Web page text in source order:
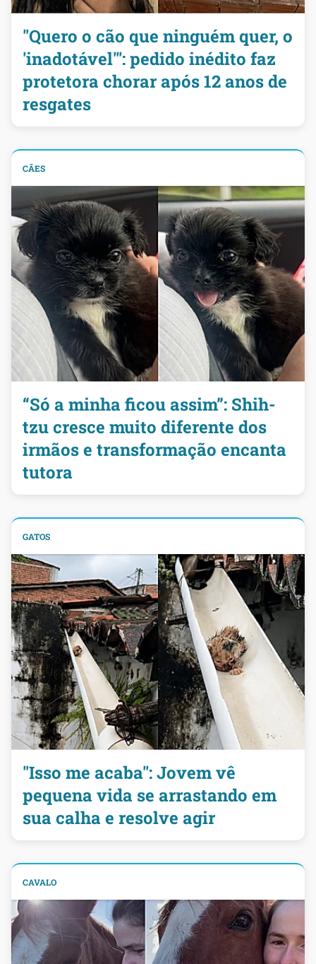
"Quero o cão que ninguém quer, o
'inadotável'": pedido inédito faz
protetora chorar após 12 anos de
resgates
CÃES
“Só a minha ficou assim”: Shih-
tzu cresce muito diferente dos
irmãos e transformação encanta
tutora
GATOS
"Isso me acaba": Jovem vê
pequena vida se arrastando em
sua calha e resolve agir
CAVALO